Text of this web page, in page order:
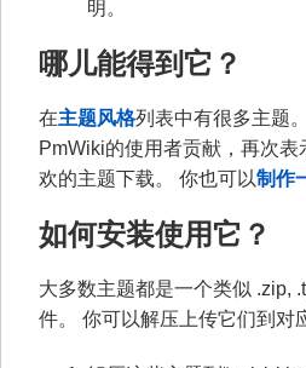
明。
哪儿能得到它？
在主题风格列表中有很多主题
PmWiki的使用者贡献，再次
欢的主题下载。 你也可以制作
如何安装使用它？
大多数主题都是一个类似 .zip,
件。 你可以解压上传它们到对